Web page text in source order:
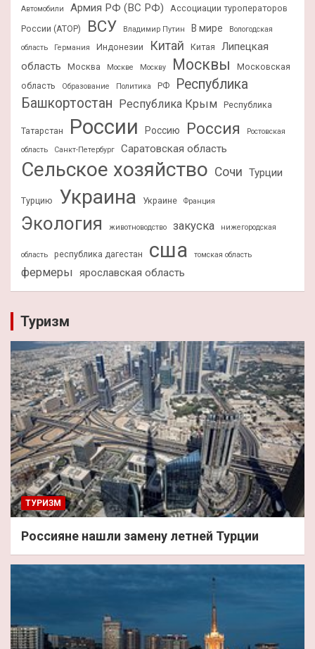
Автомобили Армия РФ (ВС РФ)
Ассоциации туроператоров
России (АТОР)
ВСУ Владимир Путин В мире
Вологодская
область
Германия Индонезии Китай Китая
Липецкая
область
Москва Москве Москву Москвы
Московская
область
Образование Политика РФ
Республика
Башкортостан Республика Крым Республика
Татарстан России Россию Россия
Ростовская
область
Санкт-Петербург Саратовская область
Сельское хозяйство Сочи Турции
Турцию Украина Украине Франция
Экология животноводство закуска нижегородская
область республика дагестан сша томская область
фермеры ярославская область
Туризм
ТУРИЗМ
Россияне нашли замену летней Турции